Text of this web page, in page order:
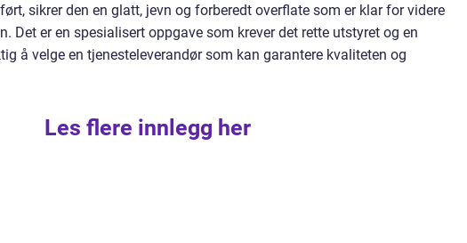
sikrer den en glatt, jevn og forberedt overflate som er klar for videre
Det er en spesialisert oppgave som krever det rette utstyret og en
å velge en tjenesteleverandør som kan garantere kvaliteten og
Les flere innlegg her